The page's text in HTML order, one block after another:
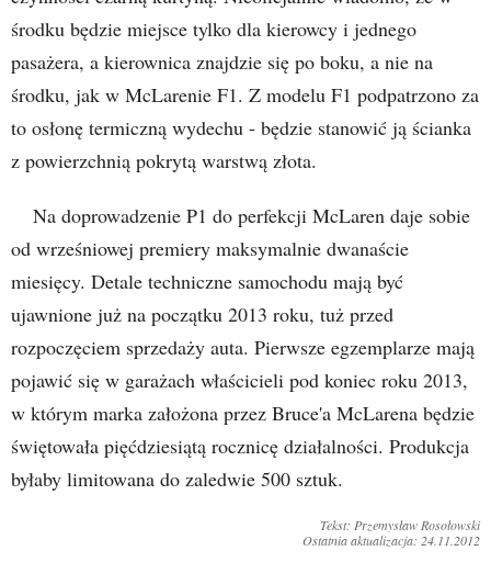
środku będzie miejsce tylko dla kierowcy i jednego
pasażera, a kierownica znajdzie się po boku, a nie na
środku, jak w McLarenie F1. Z modelu F1 podpatrzono za
to osłonę termiczną wydechu - będzie stanowić ją ścianka
z powierzchnią pokrytą warstwą złota.
Na doprowadzenie P1 do perfekcji McLaren daje sobie
od wrześniowej premiery maksymalnie dwanaście
miesięcy. Detale techniczne samochodu mają być
ujawnione już na początku 2013 roku, tuż przed
rozpoczęciem sprzedaży auta. Pierwsze egzemplarze mają
pojawić się w garażach właścicieli pod koniec roku 2013,
w którym marka założona przez Bruce'a McLarena będzie
świętowała pięćdziesiątą rocznicę działalności. Produkcja
byłaby limitowana do zaledwie 500 sztuk.
Tekst: Przemysław Rosołowski
Ostatnia aktualizacja: 24.11.2012